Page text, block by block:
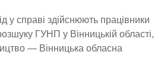
у справі здійснюють працівники
ГУНП у Вінницькій області,
— Вінницька обласна